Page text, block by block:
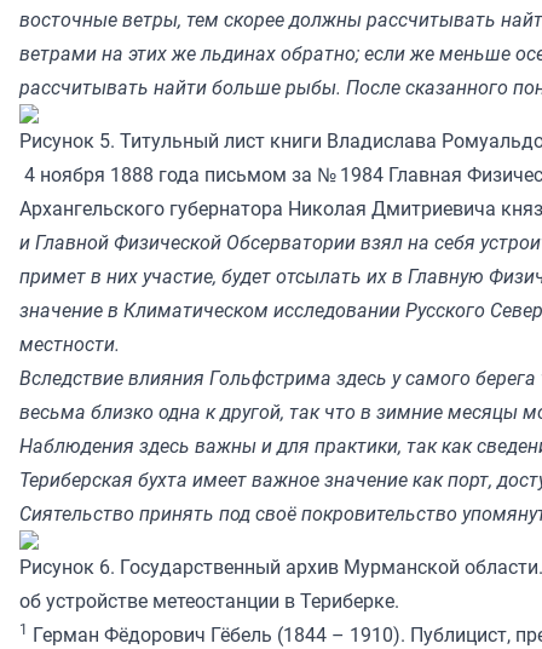
восточные ветры, тем скорее должны рассчитывать
ветрами на этих же льдинах обратно; если же меньше
рассчитывать найти больше рыбы. После сказанного
Рисунок 5. Титульный лист книги Владислава
4 ноября 1888 года письмом за № 1984 Главная
Архангельского губернатора Николая Дмитриевича
и Главной Физической Обсерватории взял на себя
примет в них участие, будет отсылать их в Главную
значение в Климатическом исследовании Русского
местности.
Вследствие влияния Гольфстрима здесь у самого
весьма близко одна к другой, так что в зимние месяцы
Наблюдения здесь важны и для практики, так как
Териберская бухта имеет важное значение как порт,
Сиятельство принять под своё покровительство
Рисунок 6. Государственный архив Мурманской
об устройстве метеостанции в Териберке.
1 Герман Фёдорович Гёбель (1844 – 1910). Публицист,